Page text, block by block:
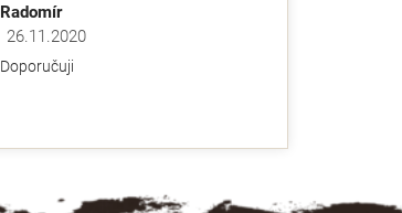
Radomír
Hodnocení obchodu je 5 z 5 hvězdiček.
26.11.2020
Doporučuji